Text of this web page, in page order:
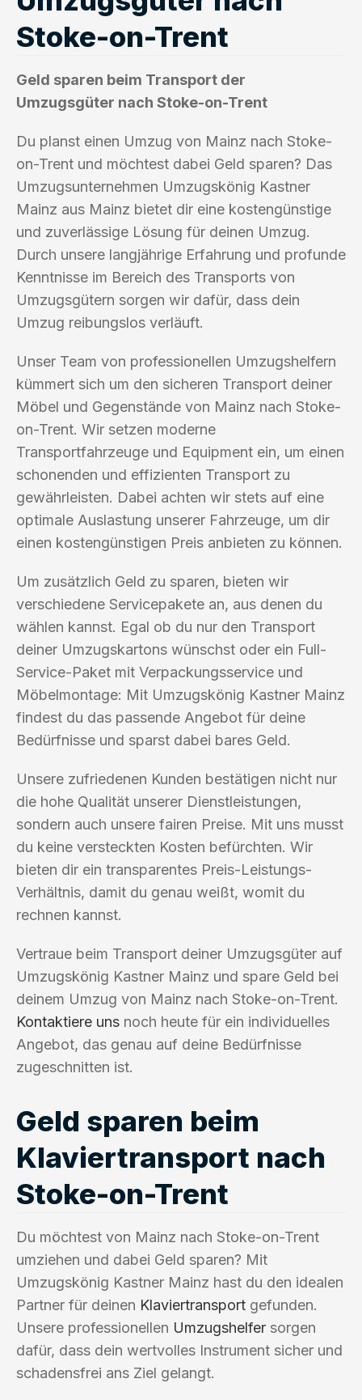
Stoke-on-Trent
Geld sparen beim Transport der
Umzugsgüter nach Stoke-on-Trent
Du planst einen Umzug von Mainz nach Stoke-
on-Trent und möchtest dabei Geld sparen? Das
Umzugsunternehmen Umzugskönig Kastner
Mainz aus Mainz bietet dir eine kostengünstige
und zuverlässige Lösung für deinen Umzug.
Durch unsere langjährige Erfahrung und profunde
Kenntnisse im Bereich des Transports von
Umzugsgütern sorgen wir dafür, dass dein
Umzug reibungslos verläuft.
Unser Team von professionellen Umzugshelfern
kümmert sich um den sicheren Transport deiner
Möbel und Gegenstände von Mainz nach Stoke-
on-Trent. Wir setzen moderne
Transportfahrzeuge und Equipment ein, um einen
schonenden und effizienten Transport zu
gewährleisten. Dabei achten wir stets auf eine
optimale Auslastung unserer Fahrzeuge, um dir
einen kostengünstigen Preis anbieten zu können.
Um zusätzlich Geld zu sparen, bieten wir
verschiedene Servicepakete an, aus denen du
wählen kannst. Egal ob du nur den Transport
deiner Umzugskartons wünschst oder ein Full-
Service-Paket mit Verpackungsservice und
Möbelmontage: Mit Umzugskönig Kastner Mainz
findest du das passende Angebot für deine
Bedürfnisse und sparst dabei bares Geld.
Unsere zufriedenen Kunden bestätigen nicht nur
die hohe Qualität unserer Dienstleistungen,
sondern auch unsere fairen Preise. Mit uns musst
du keine versteckten Kosten befürchten. Wir
bieten dir ein transparentes Preis-Leistungs-
Verhältnis, damit du genau weißt, womit du
rechnen kannst.
Vertraue beim Transport deiner Umzugsgüter auf
Umzugskönig Kastner Mainz und spare Geld bei
deinem Umzug von Mainz nach Stoke-on-Trent.
Kontaktiere uns noch heute für ein individuelles
Angebot, das genau auf deine Bedürfnisse
zugeschnitten ist.
Geld sparen beim
Klaviertransport nach
Stoke-on-Trent
Du möchtest von Mainz nach Stoke-on-Trent
umziehen und dabei Geld sparen? Mit
Umzugskönig Kastner Mainz hast du den idealen
Partner für deinen Klaviertransport gefunden.
Unsere professionellen Umzugshelfer sorgen
dafür, dass dein wertvolles Instrument sicher und
schadensfrei ans Ziel gelangt.